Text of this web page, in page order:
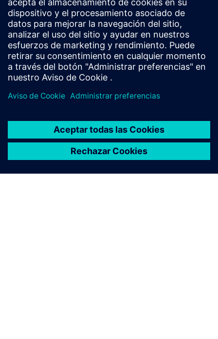
Información y recursos adicionales
Ficha técnica: ThingPark Enterprise LoRaWAN
Sitio web: Atility
Libro blanco: Funciones clave del LNS